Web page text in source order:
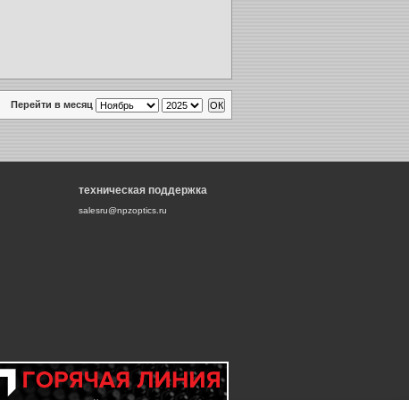
Перейти в месяц
техническая поддержка
salesru@npzoptics.ru